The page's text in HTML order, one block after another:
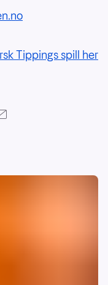
Tippings spill her